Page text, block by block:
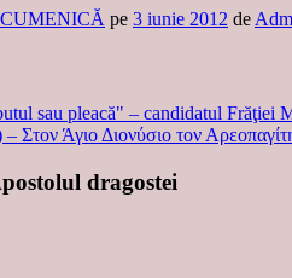
pe 3 iunie 2012 de
sau pleacă" – candidatul Frăţiei
Άγιο Διονύσιο τον
dragostei